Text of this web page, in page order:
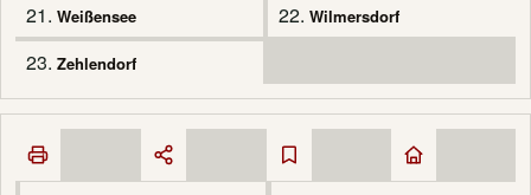
21. Weißensee 22. Wilmersdorf
23. Zehlendorf